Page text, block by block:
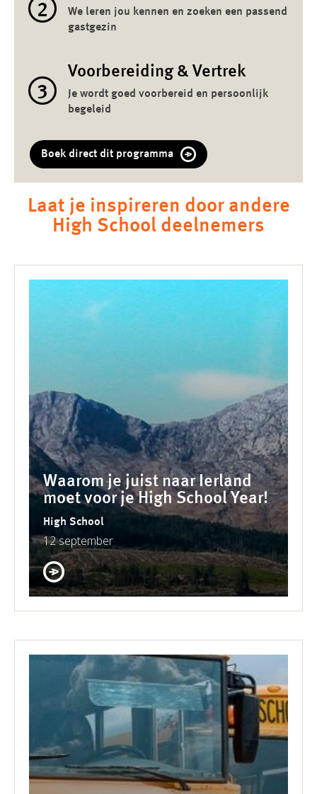
2
We leren jou kennen en zoeken een passend
gastgezin
3
Voorbereiding & Vertrek
Je wordt goed voorbereid en persoonlijk
begeleid
Boek direct dit programma
Laat je inspireren door andere
High School deelnemers
Waarom je juist naar Ierland
moet voor je High School Year!
High School
12 september